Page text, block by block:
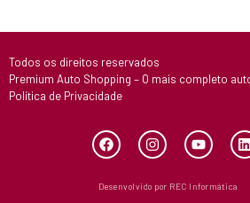
Todos os direitos reservados
Premium Auto Shopping – O mais completo
Política de Privacidade
Desenvolvido por REC Informática